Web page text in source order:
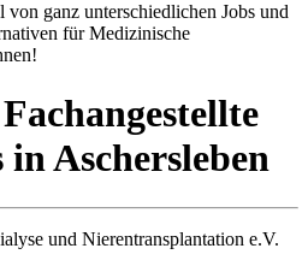
ganz unterschiedlichen Jobs und
für Medizinische
inAschersleben
und Nierentransplantation e.V.